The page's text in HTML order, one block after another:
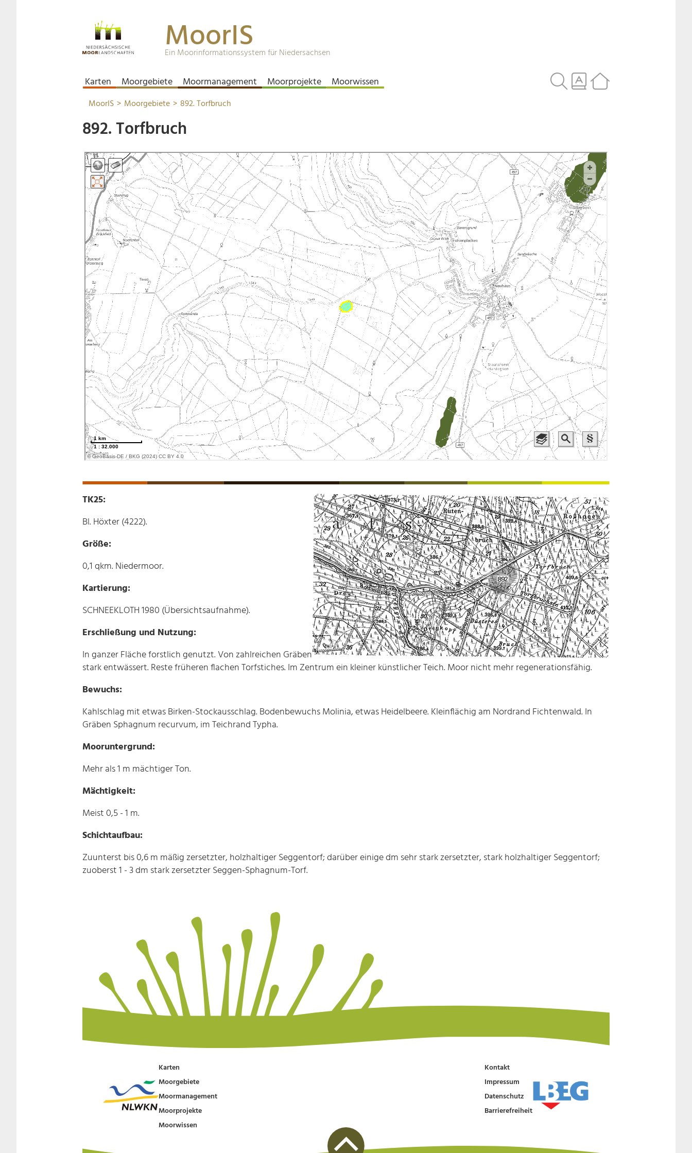
MoorIS
Ein Moorinformationssystem für Niedersachsen
Karten Moorgebiete Moormanagement Moorprojekte Moorwissen
MoorIS Moorgebiete 892. Torfbruch
892. Torfbruch
TK25:
Bl. Höxter (4222).
Größe:
0,1 qkm. Niedermoor.
Kartierung:
SCHNEEKLOTH 1980 (Übersichtsaufnahme).
Erschließung und Nutzung:
In ganzer Fläche forstlich genutzt. Von zahlreichen Gräben
stark entwässert. Reste früheren flachen Torfstiches. Im Zentrum ein kleiner künstlicher Teich. Moor nicht mehr regenerationsfähig.
Bewuchs:
Kahlschlag mit etwas Birken-Stockausschlag. Bodenbewuchs Molinia, etwas Heidelbeere. Kleinflächig am Nordrand Fichtenwald. In
Gräben Sphagnum recurvum, im Teichrand Typha.
Mooruntergrund:
Mehr als 1 m mächtiger Ton.
Mächtigkeit:
Meist 0,5 - 1 m.
Schichtaufbau:
Zuunterst bis 0,6 m mäßig zersetzter, holzhaltiger Seggentorf; darüber einige dm sehr stark zersetzter, stark holzhaltiger Seggentorf;
zuoberst 1 - 3 dm stark zersetzter Seggen-Sphagnum-Torf.
Karten
Moorgebiete
Moormanagement
Moorprojekte
Moorwissen
Kontakt
Impressum
Datenschutz
Barrierefreiheit